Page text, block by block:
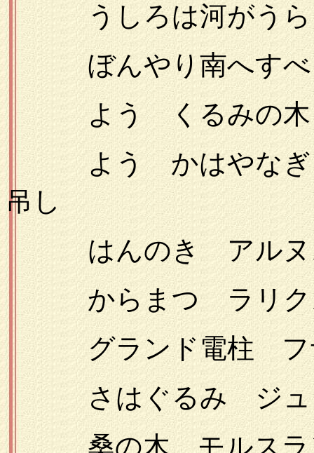
うしろは河がうらら
ぼんやり南へすべ
よう くるみの木
よう かはやなぎ
吊し
はんのき アルヌス
からまつ ラリクス
グランド電柱 フサ
さはぐるみ ジュグ
桑の木 モルスラ